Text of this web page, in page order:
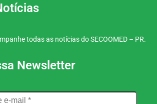
todas as notícias do SECOOMED – PR.
Newsletter